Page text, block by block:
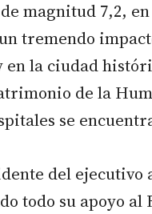
magnitud 7,2, en
tremendo
en la ciudad
de la
se
del ejecutivo
todo su apoyo al